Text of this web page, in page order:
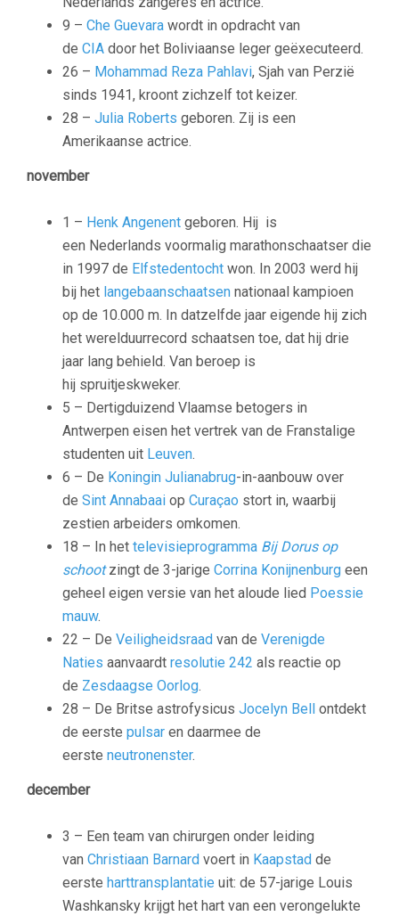
9 – Che Guevara wordt in opdracht van
de CIA door het Boliviaanse leger geëxecuteerd.
26 – Mohammad Reza Pahlavi, Sjah van Perzië
sinds 1941, kroont zichzelf tot keizer.
28 – Julia Roberts geboren. Zij is een
Amerikaanse actrice.
november
1 – Henk Angenent geboren. Hij is
een Nederlands voormalig marathonschaatser die
in 1997 de Elfstedentocht won. In 2003 werd hij
bij het langebaanschaatsen nationaal kampioen
op de 10.000 m. In datzelfde jaar eigende hij zich
het werelduurrecord schaatsen toe, dat hij drie
jaar lang behield. Van beroep is
hij spruitjeskweker.
5 – Dertigduizend Vlaamse betogers in
Antwerpen eisen het vertrek van de Franstalige
studenten uit Leuven.
6 – De Koningin Julianabrug-in-aanbouw over
de Sint Annabaai op Curaçao stort in, waarbij
zestien arbeiders omkomen.
18 – In het televisieprogramma Bij Dorus op
schootzingt de 3-jarige Corrina Konijnenburg een
geheel eigen versie van het aloude lied Poessie
mauw.
22 – De Veiligheidsraad van de Verenigde
Naties aanvaardt resolutie 242 als reactie op
de Zesdaagse Oorlog.
28 – De Britse astrofysicus Jocelyn Bell ontdekt
de eerste pulsar en daarmee de
eerste neutronenster.
december
3 – Een team van chirurgen onder leiding
van Christiaan Barnard voert in Kaapstad de
eerste harttransplantatie uit: de 57-jarige Louis
Washkansky krijgt het hart van een verongelukte